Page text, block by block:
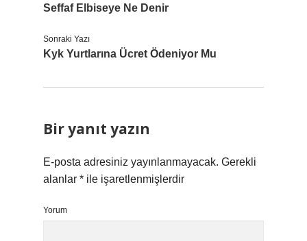
Seffaf Elbiseye Ne Denir
Sonraki Yazı
Kyk Yurtlarına Ücret Ödeniyor Mu
Bir yanıt yazın
E-posta adresiniz yayınlanmayacak. Gerekli
alanlar * ile işaretlenmişlerdir
Yorum